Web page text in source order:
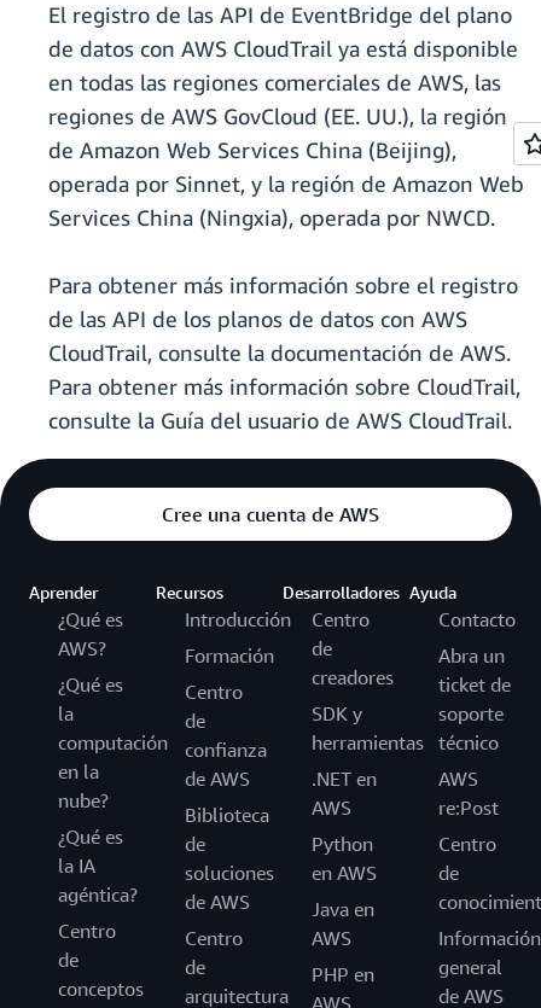
El registro de las API de EventBridge del plano
de datos con AWS CloudTrail ya está disponible
en todas las regiones comerciales de AWS, las
regiones de AWS GovCloud (EE. UU.), la región
de Amazon Web Services China (Beijing),
operada por Sinnet, y la región de Amazon Web
Services China (Ningxia), operada por NWCD.
Para obtener más información sobre el registro
de las API de los planos de datos con AWS
CloudTrail, consulte la documentación de AWS.
Para obtener más información sobre CloudTrail,
consulte la Guía del usuario de AWS CloudTrail.
Cree una cuenta de AWS
Aprender
¿Qué es
AWS?
¿Qué es
la
computación
en la
nube?
¿Qué es
la IA
agéntica?
Centro
de
conceptos
Recursos
Introducción
Formación
Centro
de
confianza
de AWS
Biblioteca
de
soluciones
de AWS
Centro
de
arquitectura
Desarrolladores
Centro
de
creadores
SDK y
herramientas
.NET en
AWS
Python
en AWS
Java en
AWS
PHP en
Ayuda
Contacto
Abra un
ticket de
soporte
técnico
AWS
re:Post
Centro
de
Información
general
de AWS